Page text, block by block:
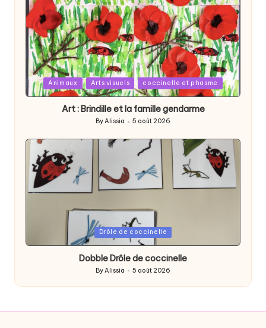
Posted
in
Animaux Arts visuels coccinelle et phasme
Art : Brindille et la famille gendarme
Posted
ByAlissia 5 août 2026
in
Drôle de coccinelle
Dobble Drôle de coccinelle
Posted
by
ByAlissia 5 août 2026